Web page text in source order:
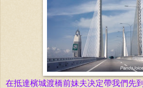
在抵達檳城渡橋前妹夫决定帶我們先到